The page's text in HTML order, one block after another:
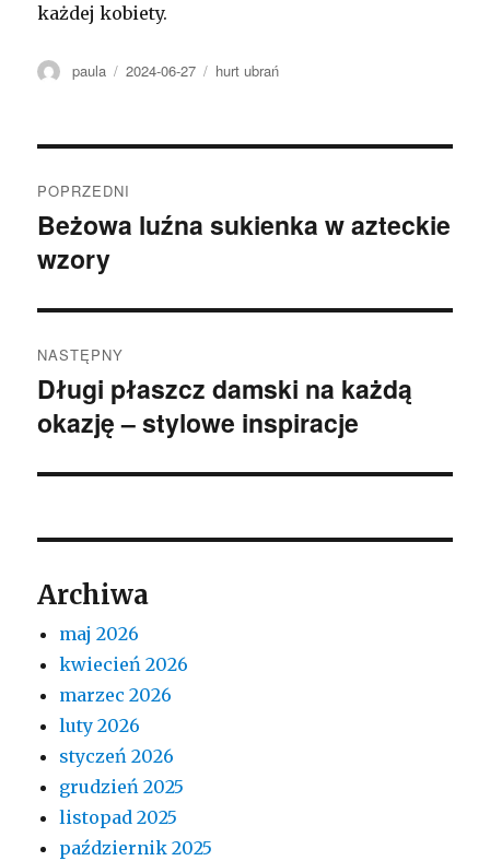
każdej kobiety.
Autor
paula Opublikowano
2024-06-27 Kategorie
hurt ubrań
wpisu
POPRZEDNI
Poprzedni
wpis:
Beżowa luźna sukienka w azteckie
wzory
NASTĘPNY
Następny
wpis:
Długi płaszcz damski na każdą
okazję – stylowe inspiracje
Archiwa
maj 2026
kwiecień 2026
marzec 2026
luty 2026
styczeń 2026
grudzień 2025
listopad 2025
październik 2025